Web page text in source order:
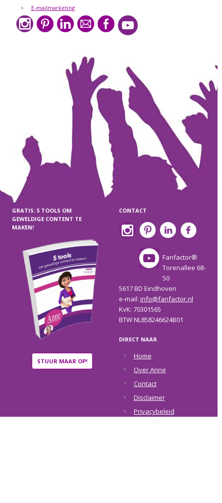
E-mailmarketing
GRATIS: 5 TOOLS OM
GEWELDIGE CONTENT TE
MAKEN!
STUUR MAAR OP!
CONTACT
Fanfactor®
Torenallee 68-
50
5617 BD Eindhoven
e-mail: info@fanfactor.nl
KvK: 70301565
BTW NL858246624B01
DIRECT NAAR
Home
Over Anne
Contact
Disclaimer
Privacybeleid